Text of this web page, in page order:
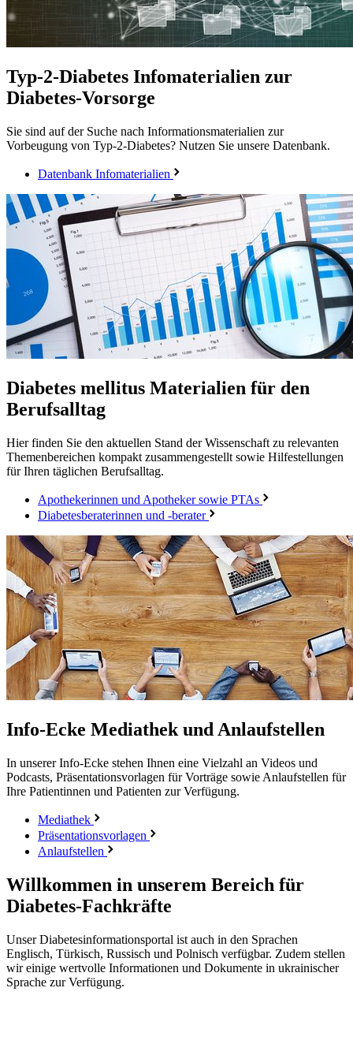
Typ-2-Diabetes Infomaterialien zur
Diabetes-Vorsorge
Sie sind auf der Suche nach Informationsmaterialien zur
Vorbeugung von Typ-2-Diabetes? Nutzen Sie unsere Datenbank.
Datenbank Infomaterialien
Diabetes mellitus Materialien für den
Berufsalltag
Hier finden Sie den aktuellen Stand der Wissenschaft zu relevanten
Themenbereichen kompakt zusammengestellt sowie Hilfestellungen
für Ihren täglichen Berufsalltag.
Apothekerinnen und Apotheker sowie PTAs
Diabetesberaterinnen und -berater
Info-Ecke Mediathek und Anlaufstellen
In unserer Info-Ecke stehen Ihnen eine Vielzahl an Videos und
Podcasts, Präsentationsvorlagen für Vorträge sowie Anlaufstellen für
Ihre Patientinnen und Patienten zur Verfügung.
Mediathek
Präsentationsvorlagen
Anlaufstellen
Willkommen in unserem Bereich für
Diabetes-Fachkräfte
Unser Diabetesinformationsportal ist auch in den Sprachen
Englisch, Türkisch, Russisch und Polnisch verfügbar. Zudem stellen
wir einige wertvolle Informationen und Dokumente in ukrainischer
Sprache zur Verfügung.